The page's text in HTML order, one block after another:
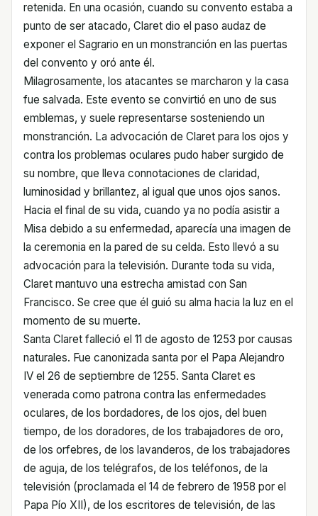
retenida. En una ocasión, cuando su convento estaba a
punto de ser atacado, Claret dio el paso audaz de
exponer el Sagrario en un monstranción en las puertas
del convento y oró ante él.
Milagrosamente, los atacantes se marcharon y la casa
fue salvada. Este evento se convirtió en uno de sus
emblemas, y suele representarse sosteniendo un
monstranción. La advocación de Claret para los ojos y
contra los problemas oculares pudo haber surgido de
su nombre, que lleva connotaciones de claridad,
luminosidad y brillantez, al igual que unos ojos sanos.
Hacia el final de su vida, cuando ya no podía asistir a
Misa debido a su enfermedad, aparecía una imagen de
la ceremonia en la pared de su celda. Esto llevó a su
advocación para la televisión. Durante toda su vida,
Claret mantuvo una estrecha amistad con San
Francisco. Se cree que él guió su alma hacia la luz en el
momento de su muerte.
Santa Claret falleció el 11 de agosto de 1253 por causas
naturales. Fue canonizada santa por el Papa Alejandro
IV el 26 de septiembre de 1255. Santa Claret es
venerada como patrona contra las enfermedades
oculares, de los bordadores, de los ojos, del buen
tiempo, de los doradores, de los trabajadores de oro,
de los orfebres, de los lavanderos, de los trabajadores
de aguja, de los telégrafos, de los teléfonos, de la
televisión (proclamada el 14 de febrero de 1958 por el
Papa Pío XII), de los escritores de televisión, de las